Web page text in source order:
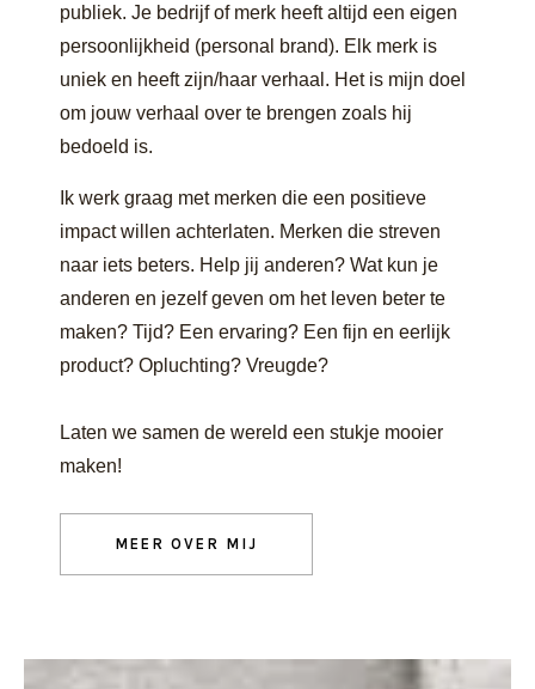
publiek. Je bedrijf of merk heeft altijd een eigen
persoonlijkheid (personal brand). Elk merk is
uniek en heeft zijn/haar verhaal. Het is mijn doel
om jouw verhaal over te brengen zoals hij
bedoeld is.
Ik werk graag met merken die een positieve
impact willen achterlaten. Merken die streven
naar iets beters. Help jij anderen? Wat kun je
anderen en jezelf geven om het leven beter te
maken? Tijd? Een ervaring? Een fijn en eerlijk
product? Opluchting? Vreugde?
Laten we samen de wereld een stukje mooier
maken!
MEER OVER MIJ